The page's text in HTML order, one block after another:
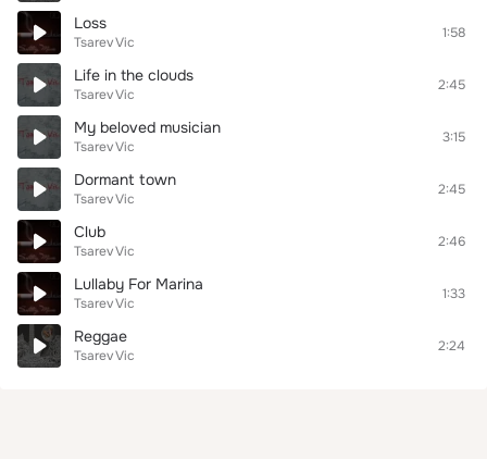
Loss
Tsarev Vic
1:58
Life in the clouds
Tsarev Vic
2:45
My beloved musician
Tsarev Vic
3:15
Dormant town
Tsarev Vic
2:45
Club
Tsarev Vic
2:46
Lullaby For Marina
Tsarev Vic
1:33
Reggae
Tsarev Vic
2:24